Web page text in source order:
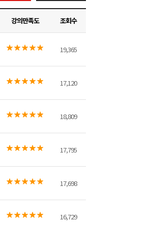
강의만족도 조회수
19,365
17,120
18,809
17,795
17,698
16,729